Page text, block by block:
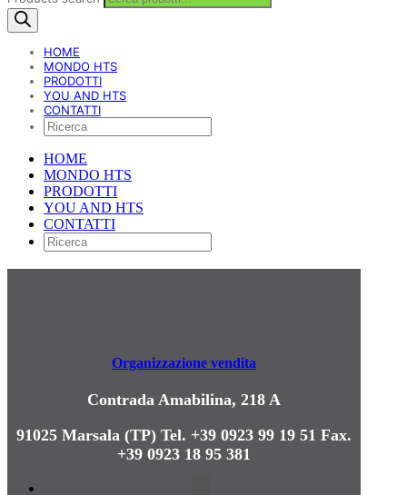
HOME
MONDO HTS
PRODOTTI
YOU AND HTS
CONTATTI
HOME
MONDO HTS
PRODOTTI
YOU AND HTS
CONTATTI
Organizzazione vendita
Contrada Amabilina, 218 A
91025 Marsala (TP)Tel. +39 0923 99 19 51 Fax.
+39 0923 18 95 381